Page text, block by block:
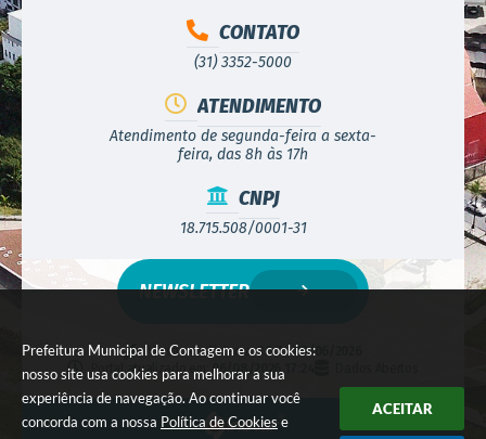
Prefeitura Municipal de Contagem e os cookies:
nosso site usa cookies para melhorar a sua
experiência de navegação. Ao continuar você
concorda com a nossa Política de Cookies e
ACEITAR
CONTATO
(31) 3352-5000
ATENDIMENTO
Atendimento de segunda-feira a sexta-
feira, das 8h às 17h
CNPJ
18.715.508/0001-31
Versão do Sistema:3.5.3 - 19/06/2026
Portal atualizado em:
06/08/2026 17:24
NEWSLETTER